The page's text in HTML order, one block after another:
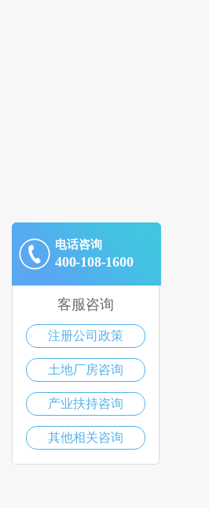
电话咨询
400-108-1600
客服咨询
注册公司政策
土地厂房咨询
产业扶持咨询
其他相关咨询